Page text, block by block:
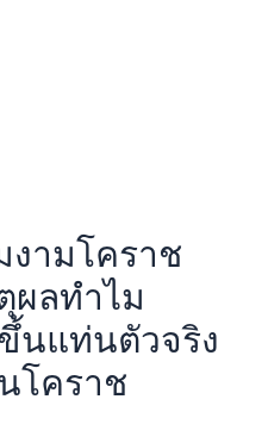
งามโคราช
ผลทำไม
นแท่นตัวจริง
โคราช